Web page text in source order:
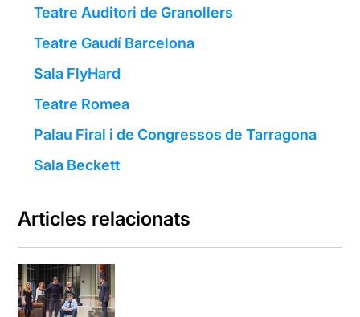
Teatre Auditori de Granollers
Teatre Gaudí Barcelona
Sala FlyHard
Teatre Romea
Palau Firal i de Congressos de Tarragona
Sala Beckett
Articles relacionats